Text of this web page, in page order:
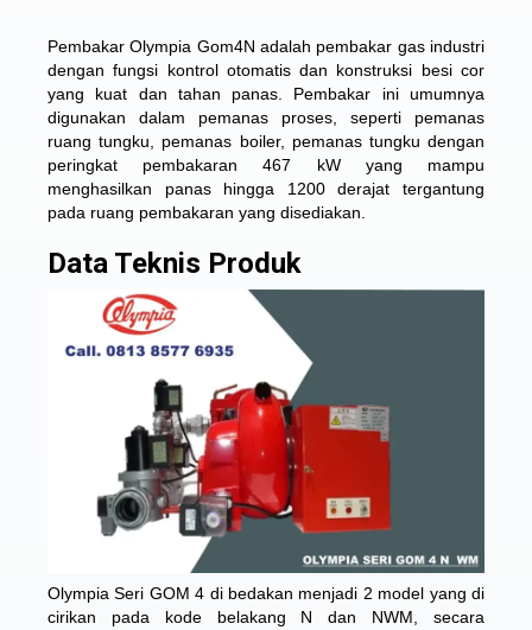
Pembakar Olympia Gom4N adalah pembakar gas industri
dengan fungsi kontrol otomatis dan konstruksi besi cor
yang kuat dan tahan panas. Pembakar ini umumnya
digunakan dalam pemanas proses, seperti pemanas
ruang tungku, pemanas boiler, pemanas tungku dengan
peringkat pembakaran 467 kW yang mampu
menghasilkan panas hingga 1200 derajat tergantung
pada ruang pembakaran yang disediakan.
Data Teknis Produk
Olympia Seri GOM 4 di bedakan menjadi 2 model yang di
cirikan pada kode belakang N dan NWM, secara